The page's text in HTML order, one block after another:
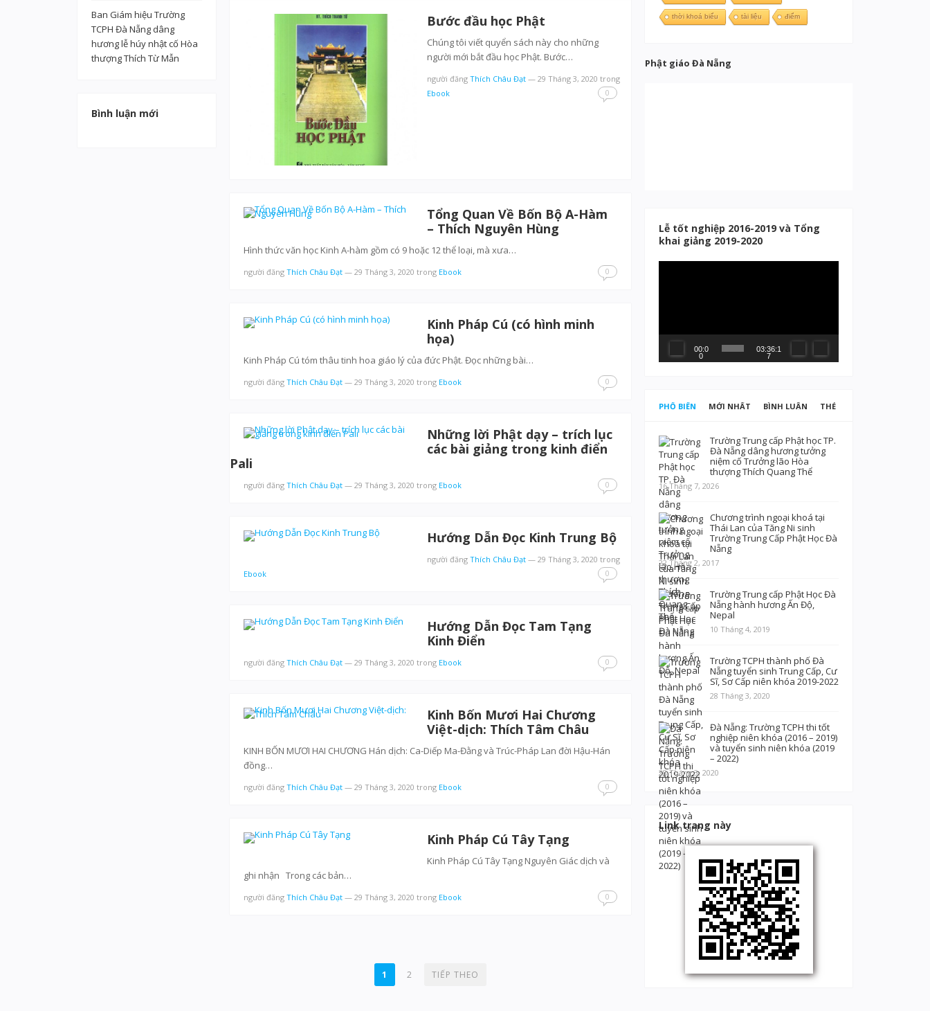
Bước đầu học Phật
Chúng tôi viết quyển sách này cho những
người mới bắt đầu học Phật. Bước…
người đăng Thích Châu Đạt — 29 Tháng 3, 2020 trong
Ebook
0
Tổng Quan Về Bốn Bộ A-Hàm
– Thích Nguyên Hùng
Hình thức văn học Kinh A-hàm gồm có 9 hoặc 12 thể loại, mà xưa…
người đăng Thích Châu Đạt — 29 Tháng 3, 2020 trong Ebook 0
Kinh Pháp Cú (có hình minh
họa)
Kinh Pháp Cú tóm thâu tinh hoa giáo lý của đức Phật. Đọc những bài…
người đăng Thích Châu Đạt — 29 Tháng 3, 2020 trong Ebook 0
Những lời Phật dạy – trích lục
các bài giảng trong kinh điển
Pali
người đăng Thích Châu Đạt — 29 Tháng 3, 2020 trong Ebook 0
Hướng Dẫn Đọc Kinh Trung Bộ
người đăng Thích Châu Đạt — 29 Tháng 3, 2020 trong
Ebook
0
Hướng Dẫn Đọc Tam Tạng
Kinh Điển
người đăng Thích Châu Đạt — 29 Tháng 3, 2020 trong Ebook 0
Kinh Bốn Mươi Hai Chương
Việt-dịch: Thích Tâm Châu
KINH BỐN MƯƠI HAI CHƯƠNG Hán dịch: Ca-Diếp Ma-Đằng và Trúc-Pháp Lan đời Hậu-Hán
đồng…
người đăng Thích Châu Đạt — 29 Tháng 3, 2020 trong Ebook 0
Kinh Pháp Cú Tây Tạng
Kinh Pháp Cú Tây Tạng Nguyên Giác dịch và
ghi nhận Trong các bản…
người đăng Thích Châu Đạt — 29 Tháng 3, 2020 trong Ebook 0
1 2 TIẾP THEO
Ban Giám hiệu Trường
TCPH Đà Nẵng dâng
hương lễ húy nhật cố Hòa
thượng Thích Từ Mẫn
Bình luận mới
thời khoá biểu tài liệu điểm
Phật giáo Đà Nẵng
Lễ tốt nghiệp 2016-2019 và Tổng
khai giảng 2019-2020
00:0
0
03:36:1
7
PHỔ BIẾN MỚI NHẤT BÌNH LUẬN THẺ
Trường Trung cấp Phật học TP.
Đà Nẵng dâng hương tưởng
niệm cố Trưởng lão Hòa
thượng Thích Quang Thể
16 Tháng 7, 2026
Chương trình ngoại khoá tại
Thái Lan của Tăng Ni sinh
Trường Trung Cấp Phật Học Đà
Nẵng
22 Tháng 2, 2017
Trường Trung cấp Phật Học Đà
Nẵng hành hương Ấn Độ,
Nepal
10 Tháng 4, 2019
Trường TCPH thành phố Đà
Nẵng tuyển sinh Trung Cấp, Cư
Sĩ, Sơ Cấp niên khóa 2019-2022
28 Tháng 3, 2020
Đà Nẵng: Trường TCPH thi tốt
nghiệp niên khóa (2016 – 2019)
và tuyển sinh niên khóa (2019
– 2022)
28 Tháng 3, 2020
Link trang này